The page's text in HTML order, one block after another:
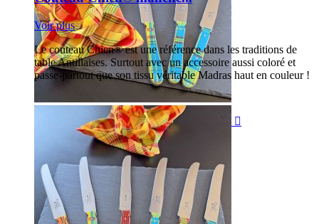

Voir plus
Le couteau Chien® est une référence dans les traditions de
table Antillaises. Surtout avec un accessoire aussi coloré et
passe-partout que son tissu véritable Madras haut en couleur !